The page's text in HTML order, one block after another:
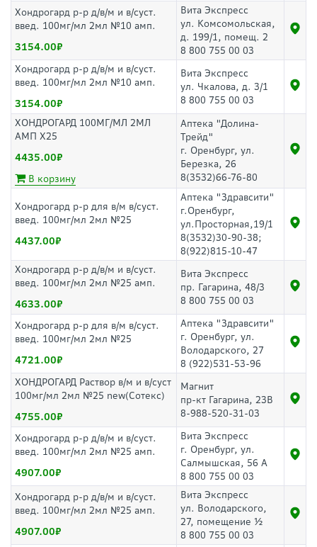
Хондрогард р-р д/в/м и в/суст.
введ. 100мг/мл 2мл №10 амп.
3154.00
Вита Экспресс
ул. Комсомольская,
д. 199/1, помещ. 2
8 800 755 00 03
Хондрогард р-р д/в/м и в/суст.
введ. 100мг/мл 2мл №10 амп.
3154.00
Вита Экспресс
ул. Чкалова, д. 3/1
8 800 755 00 03
ХОНДРОГАРД 100МГ/МЛ 2МЛ
АМП Х25
4435.00
В корзину
Аптека "Долина-
Трейд"
г. Оренбург, ул.
Березка, 26
8(3532)66-76-80
Хондрогард р-р для в/м в/суст.
введ. 100мг/мл 2мл №25
4437.00
Аптека "Здравсити"
г.Оренбург,
ул.Просторная,19/1
8(3532)30-90-38;
8(922)815-10-47
Хондрогард р-р д/в/м и в/суст.
введ. 100мг/мл 2мл №25 амп.
4633.00
Вита Экспресс
пр. Гагарина, 48/3
8 800 755 00 03
Хондрогард р-р для в/м в/суст.
введ. 100мг/мл 2мл №25
4721.00
Аптека "Здравсити"
г. Оренбург, ул.
Володарского, 27
8 (922)531-53-96
ХОНДРОГАРД Раствор в/м и в/суст
100мг/мл 2мл №25 new(Сотекс)
4755.00
Магнит
пр-кт Гагарина, 23В
8-988-520-31-03
Хондрогард р-р д/в/м и в/суст.
введ. 100мг/мл 2мл №25 амп.
4907.00
Вита Экспресс
г. Оренбург, ул.
Салмышская, 56 А
8 800 755 00 03
Хондрогард р-р д/в/м и в/суст.
введ. 100мг/мл 2мл №25 амп.
4907.00
Вита Экспресс
ул. Володарского,
27, помещение ½
8 800 755 00 03